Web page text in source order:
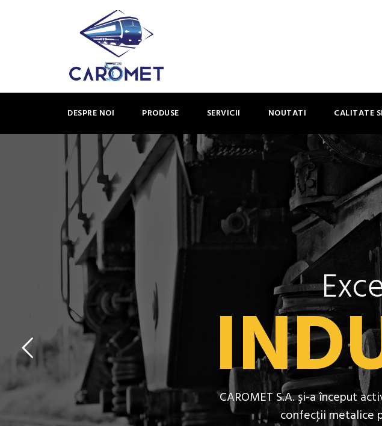
DESPRE NOI PRODUSE SERVICII NOUTATI CALITATE
CAROMET S.A. şi-a început
confecţii metalice